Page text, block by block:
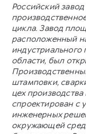
Российский
цикла. Завод
расположенный
индустриального
области, был
штамповки,
цех
спроектирован с
инженерных
окружающей